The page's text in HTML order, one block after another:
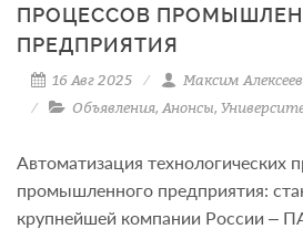
ПРОЦЕССОВ
ПРЕДПРИЯТИЯ
16 Авг 2025
Максим Алексеев
Объявления, Анонсы,
Автоматизация технологических
промышленного предприятия:
крупнейшей компании России –